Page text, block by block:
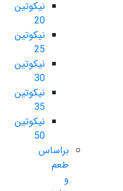
نیکوتین
20
نیکوتین
25
نیکوتین
30
نیکوتین
35
نیکوتین
50
براساس
طعم
و